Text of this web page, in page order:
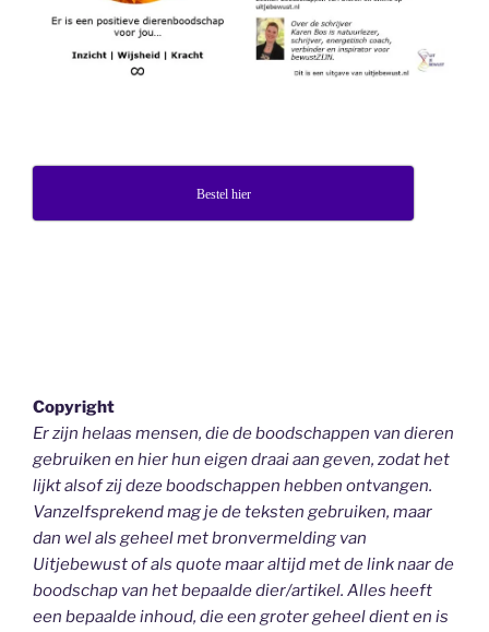
Bestel hier
Copyright
Er zijn helaas mensen, die de boodschappen van dieren
gebruiken en hier hun eigen draai aan geven, zodat het
lijkt alsof zij deze boodschappen hebben ontvangen.
Vanzelfsprekend mag je de teksten gebruiken, maar
dan wel als geheelmet bronvermelding van
Uitjebewustof als quote maar altijd met de link naar de
boodschap van het bepaalde dier/artikel. Alles heeft
een bepaalde inhoud, die een groter geheel dient en is